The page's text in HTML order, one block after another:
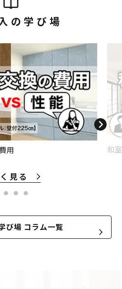
の学び場
用
見る
和
び場 コラム一覧